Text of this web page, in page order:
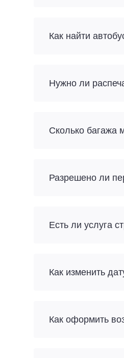
Как найти
Нужно ли
Разрешено ли
Есть ли услуга
Как изменить
Как оформить